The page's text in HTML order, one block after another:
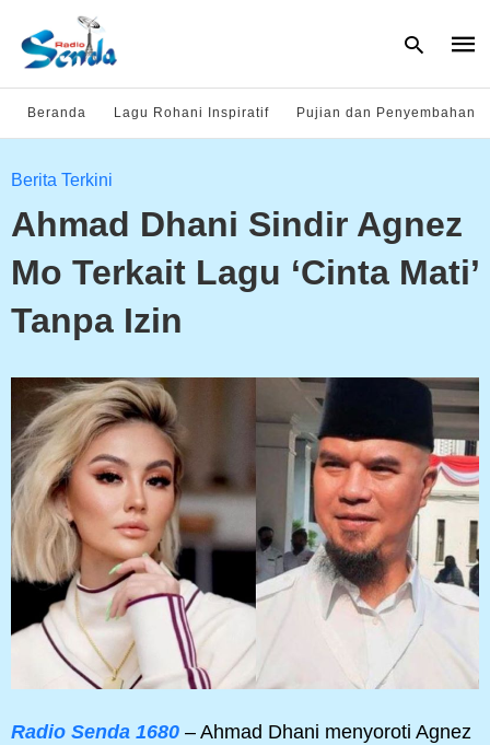
and
hit
Beranda Lagu Rohani Inspiratif Pujian dan Penyembahan
Berita Terkini
Ahmad Dhani Sindir Agnez
Mo Terkait Lagu ‘Cinta Mati’
Tanpa Izin
Radio Senda 1680 – Ahmad Dhani menyoroti Agnez